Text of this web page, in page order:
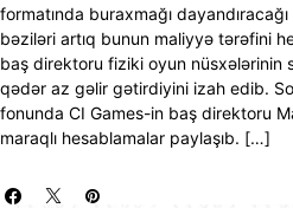
formatında buraxmağı
bəziləri artıq bunun maliyyə tərəfini
baş direktoru fiziki oyun nüsxələrinin
qədər az gəlir gətirdiyini izah edib.
fonunda CI Games-in baş direktoru
maraqlı hesablamalar paylaşıb. […]